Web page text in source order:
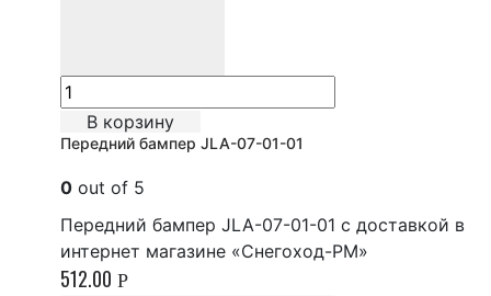
В корзину
Передний бампер JLA-07-01-01
0 out of 5
Передний бампер JLA-07-01-01 с доставкой в
интернет магазине «Снегоход-РМ»
512.00 Р